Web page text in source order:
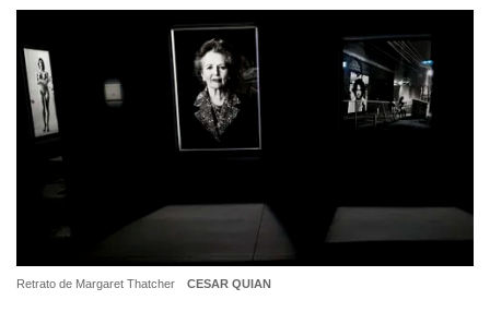
Retrato de Margaret Thatcher CESAR QUIAN